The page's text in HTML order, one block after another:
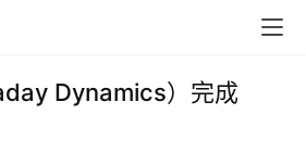
Dynamics）完成